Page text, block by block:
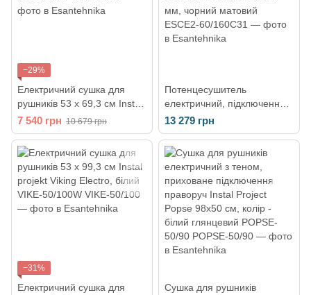
−29%
Електричний сушка для
рушників 53 х 69,3 см Instal
projekt Viking Electro, білий
VIKE-50/70
7 540 грн 10 679 грн
Потенцесушитель
електричний, підключення
праворуч Instal projekt
Escada h1600 х 600 х 89
мм, чорний матовий
13 279 грн
−31%
Електричний сушка для
Сушка для рушників